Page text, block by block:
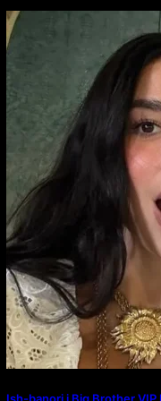
Ish-banori i Big Brother VIP